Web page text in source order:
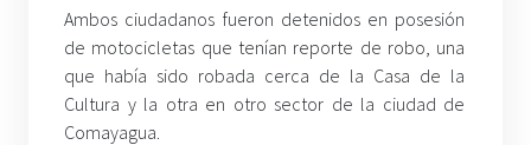
Ambos ciudadanos fueron detenidos en posesión
de motocicletas que tenían reporte de robo, una
que había sido robada cerca de la Casa de la
Cultura y la otra en otro sector de la ciudad de
Comayagua.